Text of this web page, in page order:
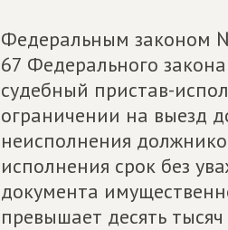
Федеральным законом
67 Федерального
судебный пристав-
ограничении на выезд
неисполнения
исполнения срок без
документа
превышает десять